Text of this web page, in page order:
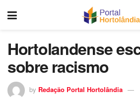
Hortolandense
sobre racismo
by Redação Portal Hortolândia